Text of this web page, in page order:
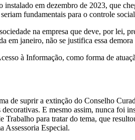
em dezembro de 2023, que
fundamentais para o controle
na empresa que deve, por lei,
em janeiro, não se justifica essa
à Informação, como forma de
suprir a extinção do Conselho
E mesmo assim, nunca foi
para tratar do tema, que
Assessoria Especial.